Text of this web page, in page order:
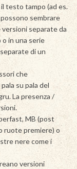
testo tampo (ad es.
sembrare
separate da
in una serie
di un
che
su pala del
La presenza /
MB (post
ruote premiere) o
nere come i
versioni